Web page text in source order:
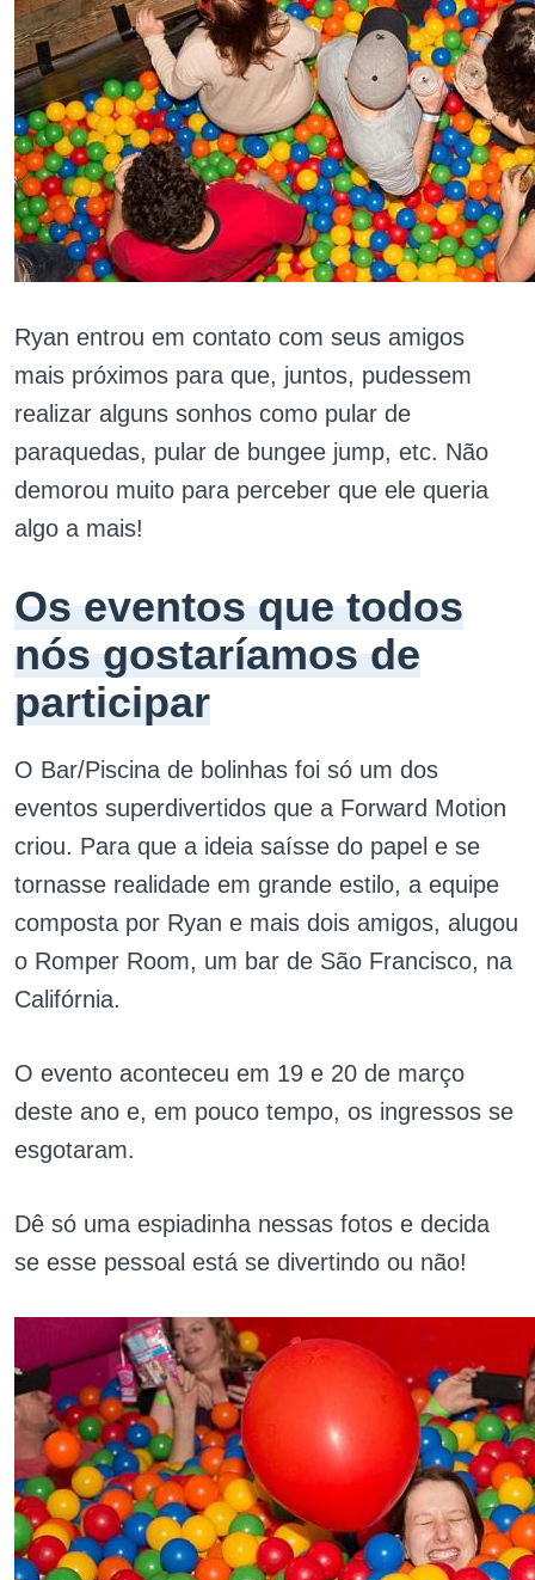
Ryan entrou em contato com seus amigos
mais próximos para que, juntos, pudessem
realizar alguns sonhos como pular de
paraquedas, pular de bungee jump, etc. Não
demorou muito para perceber que ele queria
algo a mais!
Os eventos que todos
nós gostaríamos de
participar
O Bar/Piscina de bolinhas foi só um dos
eventos superdivertidos que a Forward Motion
criou. Para que a ideia saísse do papel e se
tornasse realidade em grande estilo, a equipe
composta por Ryan e mais dois amigos, alugou
o Romper Room, um bar de São Francisco, na
Califórnia.
O evento aconteceu em 19 e 20 de março
deste ano e, em pouco tempo, os ingressos se
esgotaram.
Dê só uma espiadinha nessas fotos e decida
se esse pessoal está se divertindo ou não!